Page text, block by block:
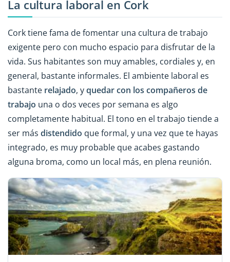
La cultura laboral en Cork
Cork tiene fama de fomentar una cultura de trabajo
exigente pero con mucho espacio para disfrutar de la
vida. Sus habitantes son muy amables, cordiales y, en
general, bastante informales. El ambiente laboral es
bastante relajado, yquedar con los compañeros de
trabajo una o dos veces por semana es algo
completamente habitual. El tono en el trabajo tiende a
ser más distendido que formal, y una vez que te hayas
integrado, es muy probable que acabes gastando
alguna broma, como un local más, en plena reunión.